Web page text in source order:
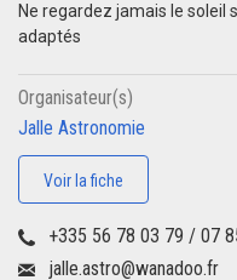
Ne regardez jamais le soleil
adaptés
Organisateur(s)
Jalle Astronomie
Voir la fiche
+335 56 78 03 79 / 07
jalle.astro@wanadoo.fr